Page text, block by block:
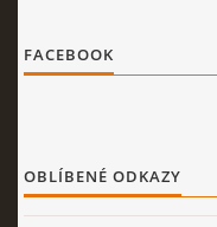
FACEBOOK
OBLÍBENÉ ODKAZY